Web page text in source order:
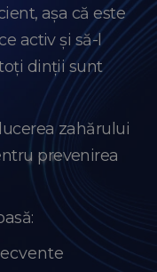
așa că este
activ și să-l
dinții sunt
zahărului
prevenirea